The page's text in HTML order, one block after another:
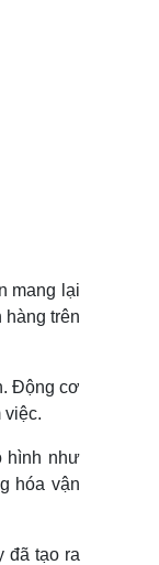
mang lại
trên
Động cơ
việc.
hình như
hóa vận
đã tạo ra